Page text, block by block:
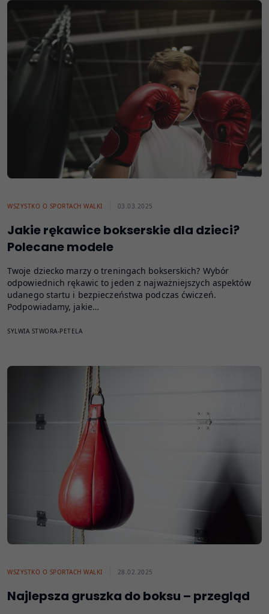
WSZYSTKO O SPORTACH WALKI 03.03.2025
Jakie rękawice bokserskie dla dzieci?
Polecane modele
Twoje dziecko marzy o treningach bokserskich? Wybór
odpowiednich rękawic to jeden z najważniejszych aspektów
udanego startu i bezpieczeństwa podczas ćwiczeń.
Podpowiadamy, jakie…
SYLWIA STWORA-PETELA
WSZYSTKO O SPORTACH WALKI 28.02.2025
Najlepsza gruszka do boksu – przegląd